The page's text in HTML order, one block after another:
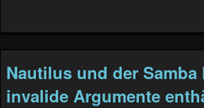
Nautilus und der Samba
invalide Argumente